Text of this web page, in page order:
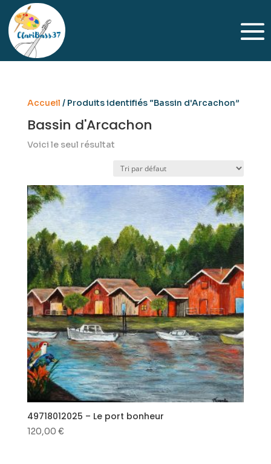
Accueil / Produits identifiés “Bassin d'Arcachon”
Bassin d'Arcachon
Voici le seul résultat
49718012025 – Le port bonheur
120,00 €